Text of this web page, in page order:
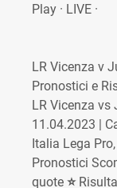
Play · LIVE ·
LR Vicenza v
Pronostici e
LR Vicenza vs
11.04.2023 |
Italia Lega Pro,
Pronostici
quote ⭐